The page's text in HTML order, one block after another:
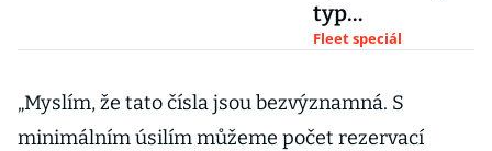
typ
autobaterie.
hned tak uspět
nemusí, míní
Fleet speciál
„Myslím, že tato čísla jsou bezvýznamná. S
minimálním úsilím můžeme počet rezervací